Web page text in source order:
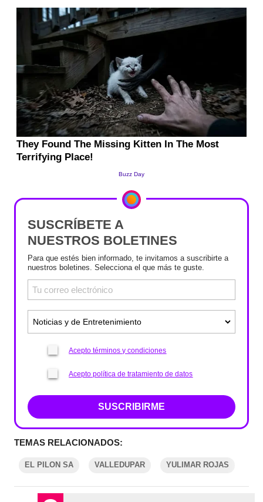
SUSCRÍBETE A
NUESTROS BOLETINES
Para que estés bien informado, te invitamos a suscribirte a
nuestros boletines. Selecciona el que más te guste.
Acepto términos y condiciones
Acepto política de tratamiento de datos
SUSCRIBIRME
TEMAS RELACIONADOS:
EL PILON SA VALLEDUPAR YULIMAR ROJAS